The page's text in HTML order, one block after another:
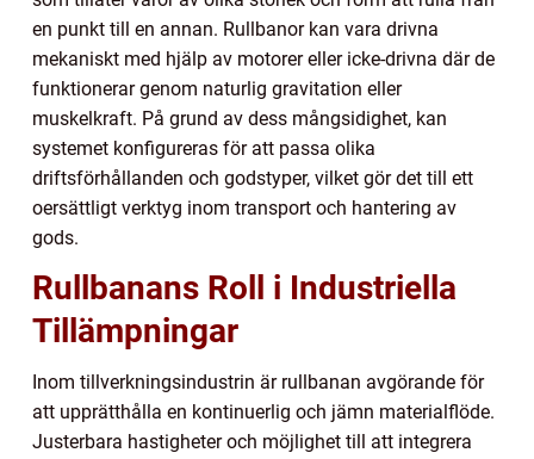
en punkt till en annan. Rullbanor kan vara drivna
mekaniskt med hjälp av motorer eller icke-drivna där de
funktionerar genom naturlig gravitation eller
muskelkraft. På grund av dess mångsidighet, kan
systemet konfigureras för att passa olika
driftsförhållanden och godstyper, vilket gör det till ett
oersättligt verktyg inom transport och hantering av
gods.
Rullbanans Roll i Industriella
Tillämpningar
Inom tillverkningsindustrin är rullbanan avgörande för
att upprätthålla en kontinuerlig och jämn materialflöde.
Justerbara hastigheter och möjlighet till att integrera